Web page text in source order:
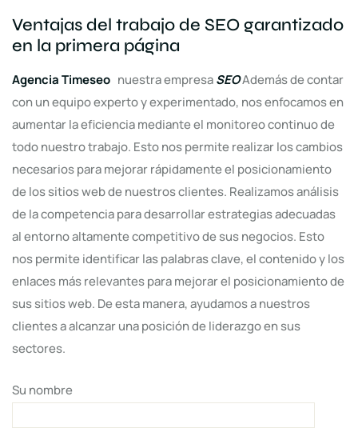
Ventajas del trabajo de SEO garantizado
en la primera página
Agencia Timeseo nuestra empresaSEOAdemás de contar
con un equipo experto y experimentado, nos enfocamos en
aumentar la eficiencia mediante el monitoreo continuo de
todo nuestro trabajo. Esto nos permite realizar los cambios
necesarios para mejorar rápidamente el posicionamiento
de los sitios web de nuestros clientes. Realizamos análisis
de la competencia para desarrollar estrategias adecuadas
al entorno altamente competitivo de sus negocios. Esto
nos permite identificar las palabras clave, el contenido y los
enlaces más relevantes para mejorar el posicionamiento de
sus sitios web. De esta manera, ayudamos a nuestros
clientes a alcanzar una posición de liderazgo en sus
sectores.
Su nombre